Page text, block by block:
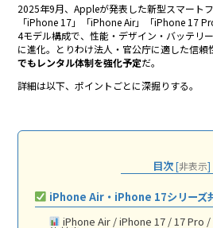
2025年9月、Appleが発表した新型スマートフ
「iPhone 17」「iPhone Air」「iPhone 17
4モデル構成で、性能・デザイン・バッテリ
に進化。とりわけ法人・官公庁に適した信頼
でもレンタル体制を強化予定だ。
詳細は以下、ポイントごとに深掘りする。
目次 [非表示]
iPhone Air・iPhone 17シリーズ
iPhone Air / iPhone 17 / 17 Pro